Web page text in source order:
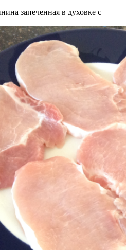
запеченная в духовке с